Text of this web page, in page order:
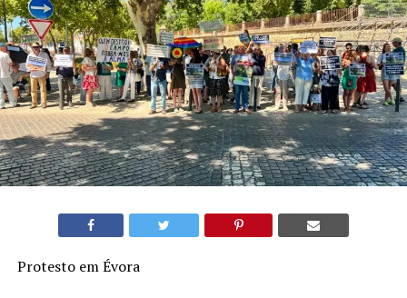
Protesto em Évora